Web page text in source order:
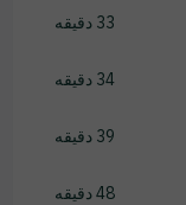
33 دقیقه
34 دقیقه
39 دقیقه
48 دقیقه